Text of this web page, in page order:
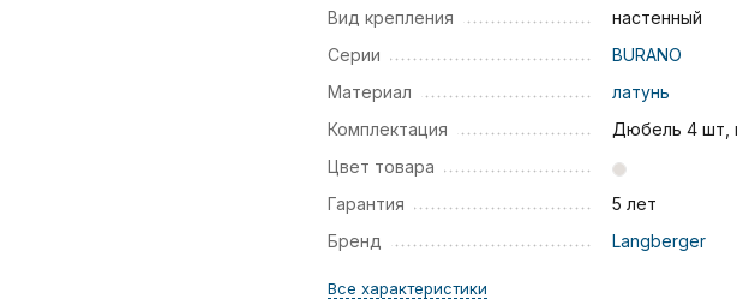
Вид крепления
настенный
Серии
BURANO
Материал
латунь
Комплектация
Дюбель 4 шт,
Цвет товара
Гарантия
5 лет
Бренд
Langberger
Все характеристики